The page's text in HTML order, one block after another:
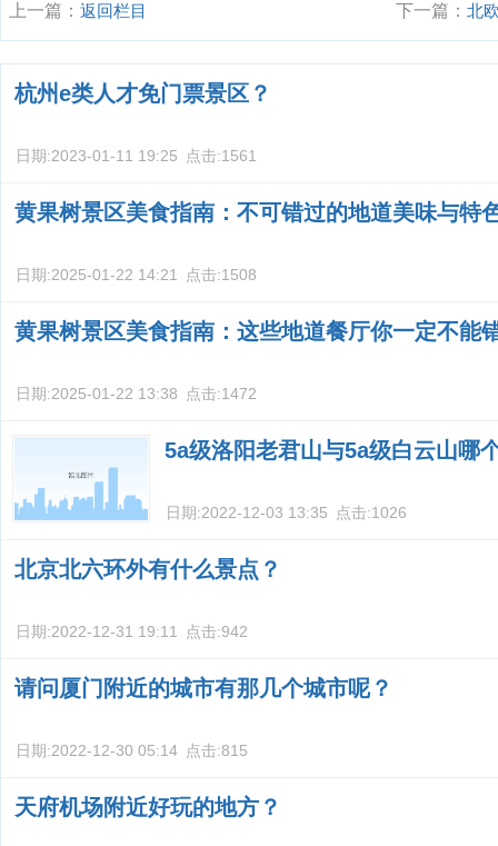
上一篇： 返回栏目 下一篇：北
杭州e类人才免门票景区？
日期:2023-01-11 19:25 点击:1561
黄果树景区美食指南：不可错过的地道美味与特
日期:2025-01-22 14:21 点击:1508
黄果树景区美食指南：这些地道餐厅你一定不能
日期:2025-01-22 13:38 点击:1472
5a级洛阳老君山与5a级白云山哪
日期:2022-12-03 13:35 点击:1026
北京北六环外有什么景点？
日期:2022-12-31 19:11 点击:942
请问厦门附近的城市有那几个城市呢？
日期:2022-12-30 05:14 点击:815
天府机场附近好玩的地方？